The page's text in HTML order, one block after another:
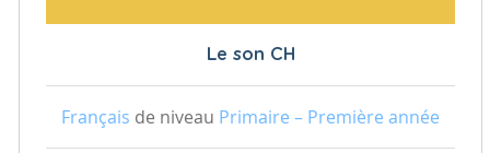
Le son CH
Français de niveau Primaire – Première année